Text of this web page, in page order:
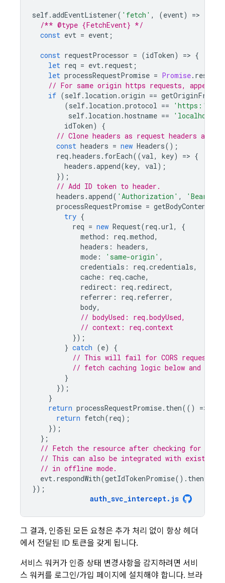
self.addEventListener( 'fetch' , (event) =>
/** @type {FetchEvent} */
const evt = event ;
const requestProcessor = (idToken) => {
let req = evt. request ;
let processRequestPromise = Promise. resolve
// For same origin https requests, append
if (self. location .origin ==
(self. location .protocol == 'https:'
self. location .hostname == 'localhost'
idToken)
{
// Clone headers as request headers are
const headers = new Headers();
req .headers . forEach((val, key) => {
headers .append(key, val);
});
// Add ID token to header.
headers .append( 'Authorization' ,
'Bearer '
processRequestPromise = getBodyContent
try {
req = new Request(req .url,
{
method : req .method,
headers : headers,
mode : 'same-origin' ,
credentials : req .credentials,
cache : req .cache,
redirect : req . redirect,
referrer : req . referrer,
body,
// bodyUsed: req.bodyUsed,
// context: req.context
});
} catch (e)
{
// This will fail for CORS requests.
// fetch caching logic below and do
}
});
}
return processRequestPromise. then(() =>
return fetch(req);
});
};
// Fetch the resource after checking for the
// This can also be integrated with existing
// in offline mode.
evt. respondWith(getIdTokenPromise(). then
});
auth_svc_intercept. js
그 결과, 인증된 모든 요청은 추가 처리 없이 항상 헤더
에서 전달된 ID 토큰을 갖게 됩니다.
서비스 워커가 인증 상태 변경사항을 감지하려면 서비
스 워커를 로그인/가입 페이지에 설치해야 합니다. 브라